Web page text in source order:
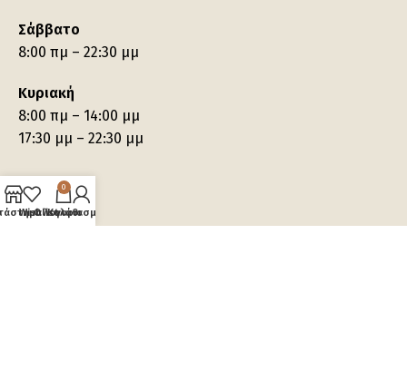
Σάββατο
8:00 πμ – 22:30 μμ
Κυριακή
8:00 πμ – 14:00 μμ
17:30 μμ – 22:30 μμ
Wishlist
0
Καλάθι
Ο λογαριασμός μου